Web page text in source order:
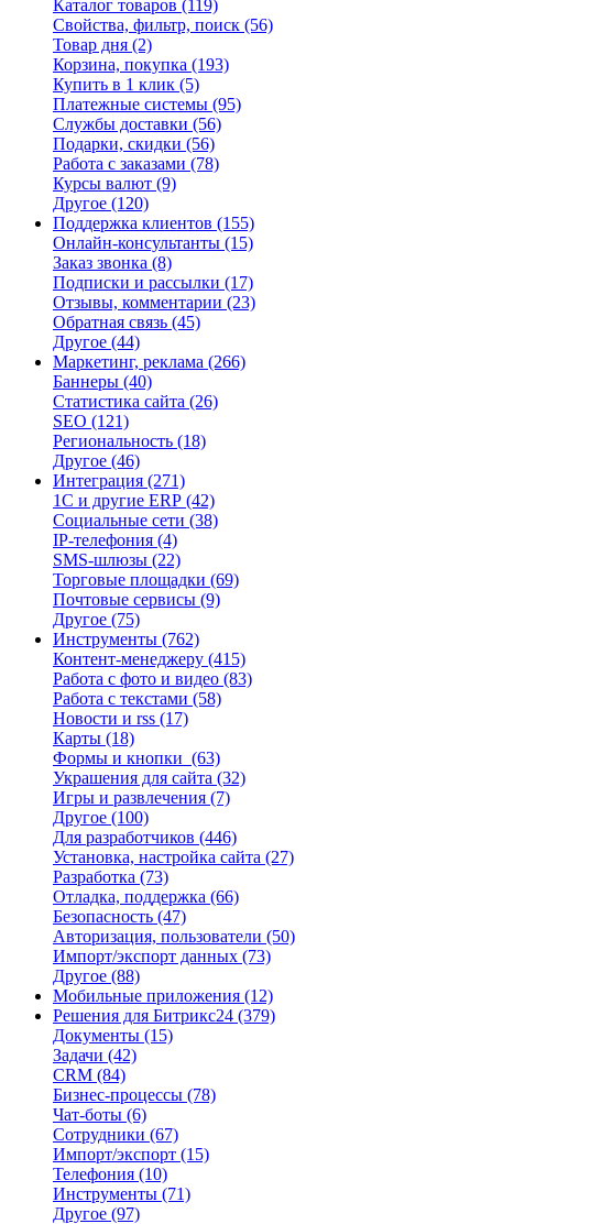
Каталог товаров (119)
Свойства, фильтр, поиск (56)
Товар дня (2)
Корзина, покупка (193)
Купить в 1 клик (5)
Платежные системы (95)
Службы доставки (56)
Подарки, скидки (56)
Работа с заказами (78)
Курсы валют (9)
Другое (120)
Поддержка клиентов (155)
Онлайн-консультанты (15)
Заказ звонка (8)
Подписки и рассылки (17)
Отзывы, комментарии (23)
Обратная связь (45)
Другое (44)
Маркетинг, реклама (266)
Баннеры (40)
Статистика сайта (26)
SEO (121)
Региональность (18)
Другое (46)
Интеграция (271)
1С и другие ERP (42)
Социальные сети (38)
IP-телефония (4)
SMS-шлюзы (22)
Торговые площадки (69)
Почтовые сервисы (9)
Другое (75)
Инструменты (762)
Контент-менеджеру (415)
Работа с фото и видео (83)
Работа с текстами (58)
Новости и rss (17)
Карты (18)
Формы и кнопки (63)
Украшения для сайта (32)
Игры и развлечения (7)
Другое (100)
Для разработчиков (446)
Установка, настройка сайта (27)
Разработка (73)
Отладка, поддержка (66)
Безопасность (47)
Авторизация, пользователи (50)
Импорт/экспорт данных (73)
Другое (88)
Мобильные приложения (12)
Решения для Битрикс24 (379)
Документы (15)
Задачи (42)
CRM (84)
Бизнес-процессы (78)
Чат-боты (6)
Сотрудники (67)
Импорт/экспорт (15)
Телефония (10)
Инструменты (71)
Другое (97)